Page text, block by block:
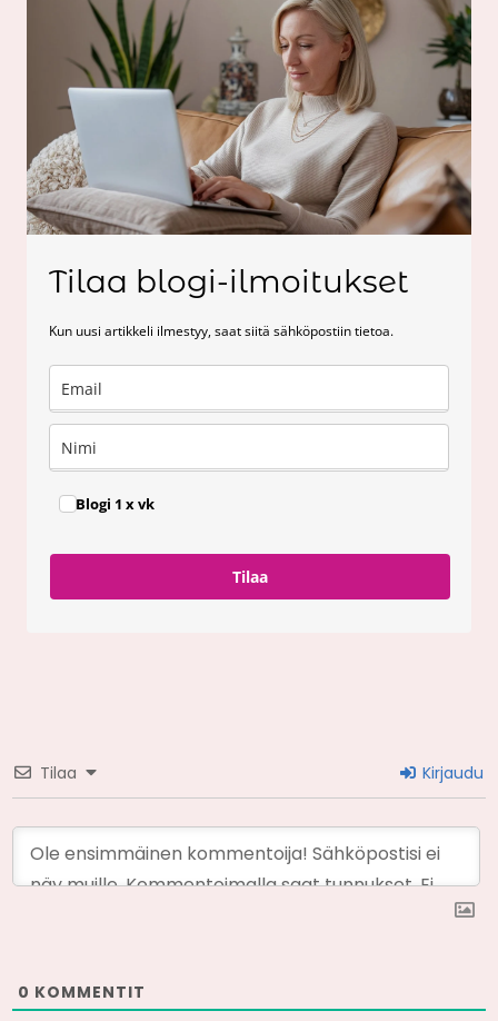
Tilaa blogi-ilmoitukset
Kun uusi artikkeli ilmestyy, saat siitä sähköpostiin tietoa.
Blogi 1 x vk
Tilaa
Tilaa Kirjaudu
0 KOMMENTIT